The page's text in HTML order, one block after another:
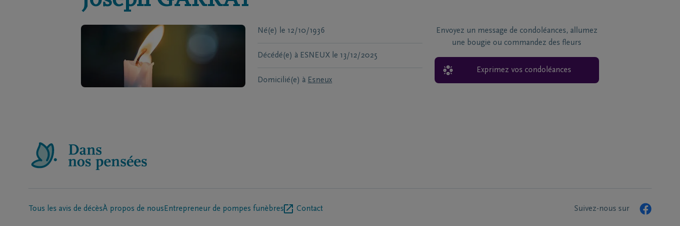
Né(e) le 12/10/1936
Décédé(e) à ESNEUX le 13/12/2025
Domicilié(e) à Esneux
Envoyez un message de condoléances, allumez
une bougie ou commandez des fleurs
Exprimez vos condoléances
Tous les avis de décèsÀ propos de nous Entrepreneur de pompes funèbres Contact Suivez-nous sur